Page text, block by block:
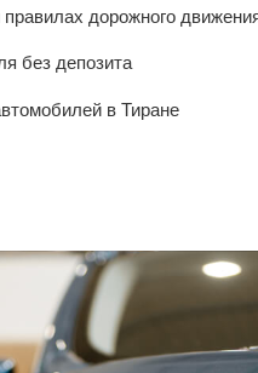
дорожного
без депозита
в Тиране